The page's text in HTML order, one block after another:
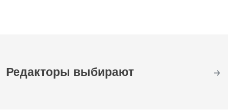
Редакторы выбирают